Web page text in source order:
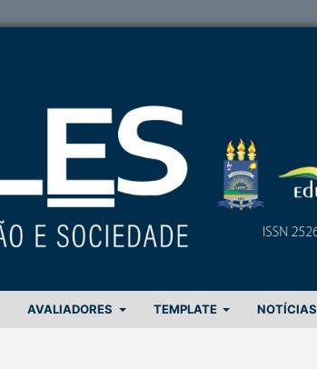
AVALIADORES TEMPLATE NOTÍCIAS